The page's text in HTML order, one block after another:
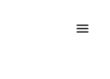
menu